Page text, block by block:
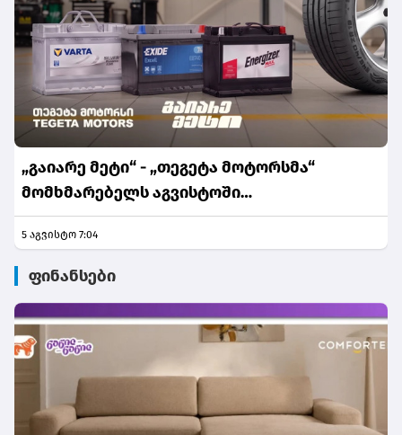
„გაიარე მეტი“ - „თეგეტა მოტორსმა“
მომხმარებელს აგვისტოში
განსაკუთრებული შეთავაზებები მოუმზადა
5 აგვისტო 7:04
ფინანსები